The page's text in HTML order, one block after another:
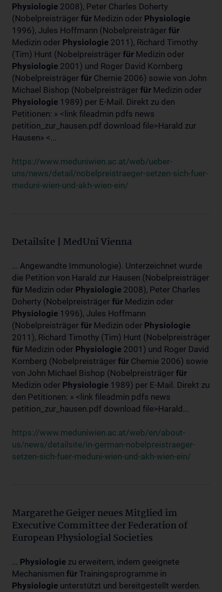
Physiologie 2008), Peter Charles Doherty
(Nobelpreisträger für Medizin oder Physiologie
1996), Jules Hoffmann (Nobelpreisträger für
Medizin oder Physiologie 2011), Richard Timothy
(Tim) Hunt (Nobelpreisträger für Medizin oder
Physiologie 2001) und Roger David Kornberg
(Nobelpreisträger für Chemie 2006) sowie von John
Michael Bishop (Nobelpreisträger für Medizin oder
Physiologie 1989) per E-Mail. Direkt zu den
Petitionen: » <link fileadmin pdfs news
petition_zur_hausen.pdf download file>Harald zur
Hausen» <...
https://www.meduniwien.ac.at/web/ueber-
uns/news/detail/nobelpreistraeger-setzen-sich-fuer-
meduni-wien-und-akh-wien-ein/
Detailsite | MedUni Vienna
... Angewandte Immunologie). Unterzeichnet wurde
die Petition von Harald zur Hausen (Nobelpreisträger
für Medizin oder Physiologie 2008), Peter Charles
Doherty (Nobelpreisträger für Medizin oder
Physiologie 1996), Jules Hoffmann
(Nobelpreisträger für Medizin oder Physiologie
2011), Richard Timothy (Tim) Hunt (Nobelpreisträger
für Medizin oder Physiologie 2001) und Roger David
Kornberg (Nobelpreisträger für Chemie 2006) sowie
von John Michael Bishop (Nobelpreisträger für
Medizin oder Physiologie 1989) per E-Mail. Direkt zu
den Petitionen: » <link fileadmin pdfs news
petition_zur_hausen.pdf download file>Harald...
https://www.meduniwien.ac.at/web/en/about-
us/news/detailsite/in-german-nobelpreistraeger-
setzen-sich-fuer-meduni-wien-und-akh-wien-ein/
Margarethe Geiger neues Mitglied im
Executive Committee der Federation of
European Physiologial Societies
... Physiologie zu erweitern, indem geeignete
Mechanismen für Trainingsprogramme in
Physiologie unterstützt und bereitgestellt werden.